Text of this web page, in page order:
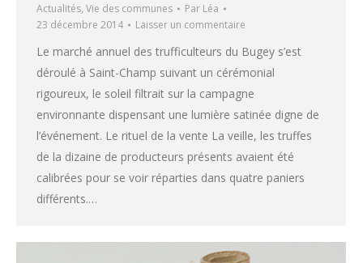
Actualités, Vie des communes Par Léa
23 décembre 2014
Laisser un commentaire
Le marché annuel des trufficulteurs du Bugey s’est
déroulé à Saint-Champ suivant un cérémonial
rigoureux, le soleil filtrait sur la campagne
environnante dispensant une lumière satinée digne de
l’événement. Le rituel de la vente La veille, les truffes
de la dizaine de producteurs présents avaient été
calibrées pour se voir réparties dans quatre paniers
différents.…